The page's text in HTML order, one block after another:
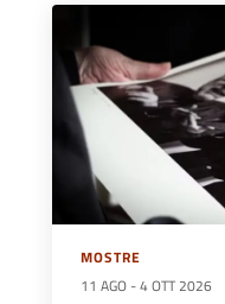
MOSTRE
11 AGO -4 OTT 2026